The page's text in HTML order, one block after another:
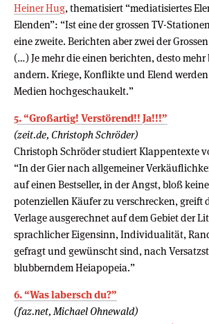
Heiner Hug, thematisiert “mediatisiertes
Elenden”: “Ist eine der grossen TV-
eine zweite. Berichten aber zwei der
(…) Je mehr die einen berichten, desto
andern. Kriege, Konflikte und Elend
Medien hochgeschaukelt.”
5. “Großartig! Verstörend!! Ja!!!”
(zeit.de, Christoph Schröder)
Christoph Schröder studiert Klappentexte
“In der Gier nach allgemeiner
auf einen Bestseller, in der Angst, bloß
potenziellen Käufer zu verschrecken, greift
Verlage ausgerechnet auf dem Gebiet der
sprachlicher Eigensinn, Individualität,
gefragt und gewünscht sind, nach
blubberndem Heiapopeia.”
6. “Was labersch du?”
(faz.net, Michael Ohnewald)